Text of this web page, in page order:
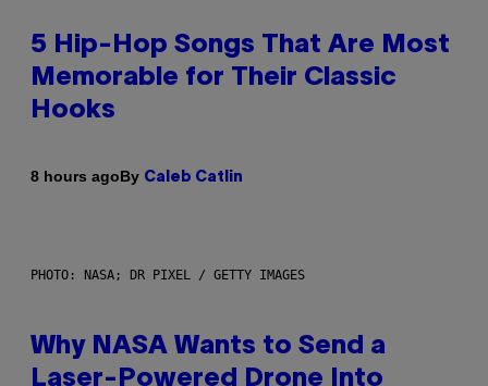
5 Hip-Hop Songs That Are Most
Memorable for Their Classic
Hooks
8 hours agoBy Caleb Catlin
PHOTO: NASA; DR PIXEL / GETTY IMAGES
Why NASA Wants to Send a
Laser-Powered Drone Into